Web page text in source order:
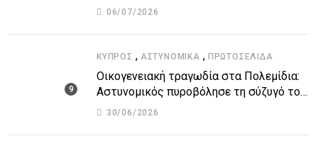
στείλε το δικό σου άρθρο την δική σου
06/07/2026
ΚΎΠΡΟΣ , ΑΣΤΥΝΟΜΙΚΆ , ΠΡΩΤΟΣΈΛΙΔΑ
Οικογενειακή τραγωδία στα Πολεμίδια:
Αστυνομικός πυροβόλησε τη σύζυγό του
και αυτοκτόνησε
30/06/2026